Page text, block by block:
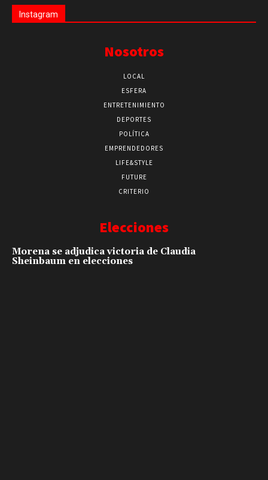
Instagram
Nosotros
LOCAL
ESFERA
ENTRETENIMIENTO
DEPORTES
POLÍTICA
EMPRENDEDORES
LIFE&STYLE
FUTURE
CRITERIO
Elecciones
Morena se adjudica victoria de Claudia
Sheinbaum en elecciones